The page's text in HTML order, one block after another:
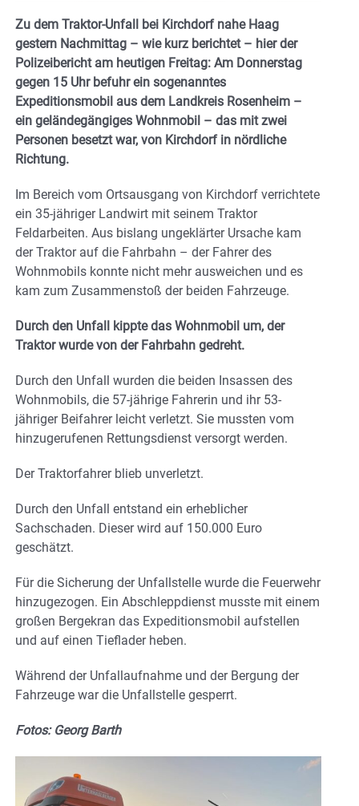
Zu dem Traktor-Unfall bei Kirchdorf nahe Haag
gestern Nachmittag – wie kurz berichtet – hier der
Polizeibericht am heutigen Freitag: Am Donnerstag
gegen 15 Uhr befuhr ein sogenanntes
Expeditionsmobil aus dem Landkreis Rosenheim –
ein geländegängiges Wohnmobil – das mit zwei
Personen besetzt war, von Kirchdorf in nördliche
Richtung.
Im Bereich vom Ortsausgang von Kirchdorf verrichtete
ein 35-jähriger Landwirt mit seinem Traktor
Feldarbeiten. Aus bislang ungeklärter Ursache kam
der Traktor auf die Fahrbahn – der Fahrer des
Wohnmobils konnte nicht mehr ausweichen und es
kam zum Zusammenstoß der beiden Fahrzeuge.
Durch den Unfall kippte das Wohnmobil um, der
Traktor wurde von der Fahrbahn gedreht.
Durch den Unfall wurden die beiden Insassen des
Wohnmobils, die 57-jährige Fahrerin und ihr 53-
jähriger Beifahrer leicht verletzt. Sie mussten vom
hinzugerufenen Rettungsdienst versorgt werden.
Der Traktorfahrer blieb unverletzt.
Durch den Unfall entstand ein erheblicher
Sachschaden. Dieser wird auf 150.000 Euro
geschätzt.
Für die Sicherung der Unfallstelle wurde die Feuerwehr
hinzugezogen. Ein Abschleppdienst musste mit einem
großen Bergekran das Expeditionsmobil aufstellen
und auf einen Tieflader heben.
Während der Unfallaufnahme und der Bergung der
Fahrzeuge war die Unfallstelle gesperrt.
Fotos: Georg Barth